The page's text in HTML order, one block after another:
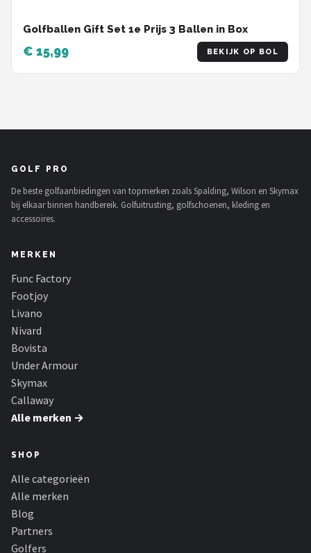
Golfballen Gift Set 1e Prijs 3 Ballen in Box
€ 15,99 BEKIJK OP BOL
GOLF PRO
De beste golfaanbiedingen van topmerken zoals Spalding, Wilson en Skymax
bij elkaar binnen handbereik. Golfuitrusting, golfschoenen, kleding en
accessoires.
MERKEN
Func Factory
Footjoy
Livano
Nivard
Bovista
Under Armour
Skymax
Callaway
Alle merken →
SHOP
Alle categorieën
Alle merken
Blog
Partners
Golfers